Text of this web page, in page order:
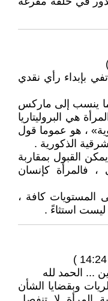
بإبداء رأي نقدي
ينسب إلى ماركس
هي البروليتاريا
، هو عموما قول
الذكورية .
القبول بمقاربة
فالمرأة كإنسان
المستويات كافة ،
ليست استثاءً .
... الحمد لله
وبقضايا الشأن